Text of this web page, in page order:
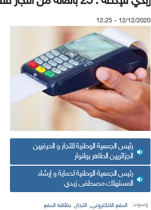
12/12/2020 - 12:25
رئيس الجمعية الوطنية للتجار و الحرفيين
الجزائريين الطاهر بولنوار
رئيس الجمعية الوطنية لحماية و إرشاد
المستهلك مصطفى زبدي
وسوم: الدفع الالكتروني, التجار, بطاقة الدفع